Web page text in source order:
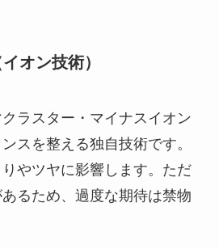
オン技術）
ラスター・マイナスイオン
スを整える独自技術です。
やツヤに影響します。ただ
るため、過度な期待は禁物